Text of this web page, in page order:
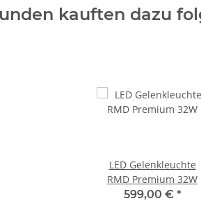
kauften dazu
LED Gelenkleuchte
RMD Premium 32W
599,00 € *